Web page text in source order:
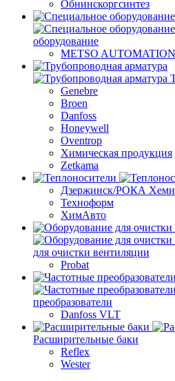
Обнинскоргсинтез
оборудование
METSO AUTOMATION
Genebre
Broen
Danfoss
Honeywell
Oventrop
Химическая продукция
Zetkama
Дзержинск/РОКА
Техноформ
ХимАвто
для очистки вентиляции
Probat
преобразователи
Danfoss VLT
Расширительные баки
Reflex
Wester